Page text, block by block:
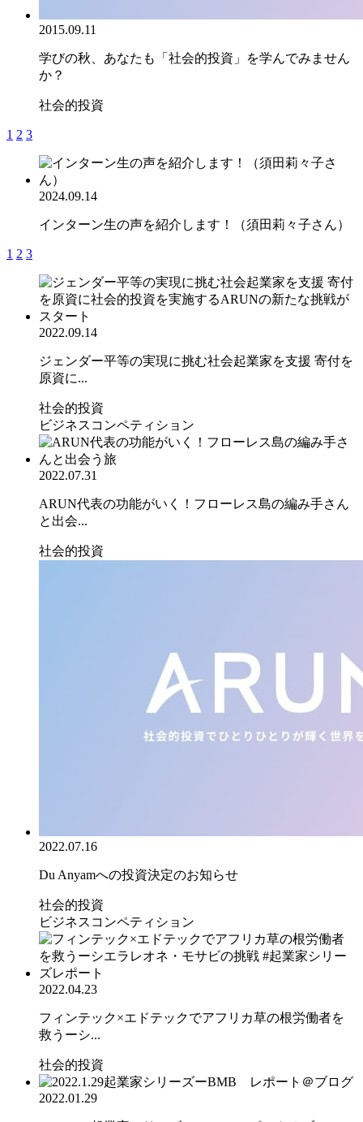
2015.09.11
学びの秋、あなたも「社会的投資」を学んでみません
か？
社会的投資
1 2 3
2024.09.14
インターン生の声を紹介します！（須田莉々子さん）
1 2 3
2022.09.14
ジェンダー平等の実現に挑む社会起業家を支援 寄付を
原資に...
社会的投資
ビジネスコンペティション
2022.07.31
ARUN代表の功能がいく！フローレス島の編み手さん
と出会...
社会的投資
2022.07.16
Du Anyamへの投資決定のお知らせ
社会的投資
ビジネスコンペティション
2022.04.23
フィンテック×エドテックでアフリカ草の根労働者を
救うーシ...
社会的投資
2022.01.29